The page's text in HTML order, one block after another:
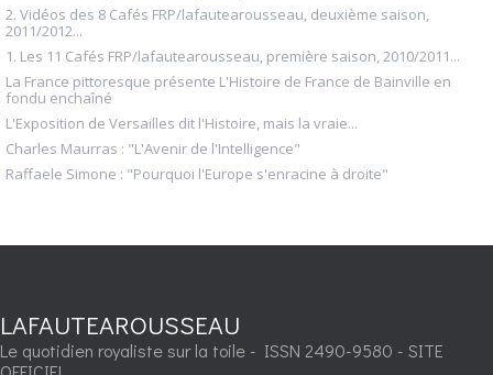
2. Vidéos des 8 Cafés FRP/lafautearousseau, deuxième saison,
2011/2012...
1. Les 11 Cafés FRP/lafautearousseau, première saison, 2010/2011...
La France pittoresque présente L'Histoire de France de Bainville en
fondu enchaîné
L'Exposition de Versailles dit l'Histoire, mais la vraie...
Charles Maurras : "L'Avenir de l'Intelligence"
Raffaele Simone : "Pourquoi l'Europe s'enracine à droite"
LAFAUTEAROUSSEAU
Le quotidien royaliste sur la toile - ISSN 2490-9580 - SITE